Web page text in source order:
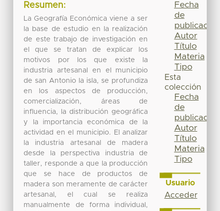
Resumen:
La Geografía Económica viene a ser
la base de estudio en la realización
de este trabajo de investigación en
el que se tratan de explicar los
motivos por los que existe la
industria artesanal en el municipio
de san Antonio la isla, se profundiza
en los aspectos de producción,
comercialización, áreas de
influencia, la distribución geográfica
y la importancia económica de la
actividad en el municipio. El analizar
la industria artesanal de madera
desde la perspectiva industria de
taller, responde a que la producción
que se hace de productos de
madera son meramente de carácter
artesanal, el cual se realiza
manualmente de forma individual,
Fecha
de
publicación
Autor
Título
Materia
Tipo
Esta
colección
Fecha
de
publicación
Autor
Título
Materia
Tipo
Usuario
Acceder